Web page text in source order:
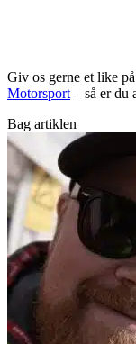
Giv os gerne et like på
Motorsport – så er du
Bag artiklen